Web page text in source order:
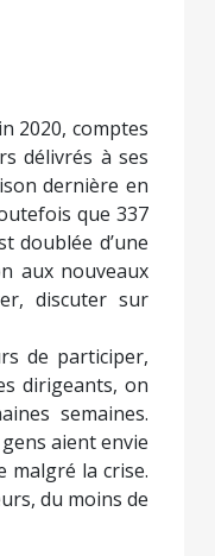
2020, comptes
délivrés à ses
dernière en
que 337
doublée d’une
aux nouveaux
discuter sur
de participer,
dirigeants, on
semaines.
aient envie
malgré la crise.
du moins de